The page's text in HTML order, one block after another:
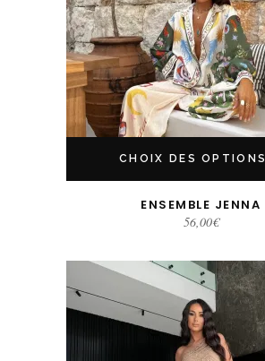
CHOIX DES OPTIONS
ENSEMBLE JENNA
56,00€